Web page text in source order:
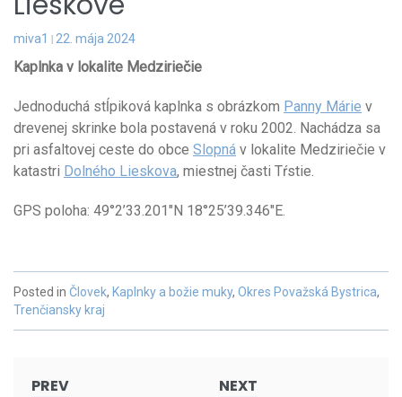
miva1 22. mája 2024
Kaplnka v lokalite Medziriečie
Jednoduchá stĺpiková kaplnka s obrázkom Panny Márie v
drevenej skrinke bola postavená v roku 2002. Nachádza sa
pri asfaltovej ceste do obce Slopná v lokalite Medziriečie v
katastri Dolného Lieskova, miestnej časti Tŕstie.
GPS poloha: 49°2’33.201″N 18°25’39.346″E.
Posted in Človek, Kaplnky a božie muky, Okres Považská Bystrica,
Trenčiansky kraj
PREV NEXT